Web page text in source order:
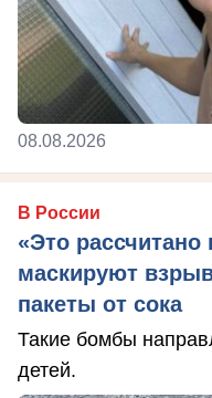
08.08.2026
В России
«Это
маскируют
пакеты от сока
Такие бомбы
детей.